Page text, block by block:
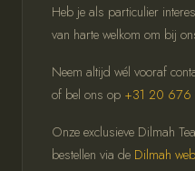
Heb je als particulier
van harte welkom om bij
Neem altijd wél vooraf
of bel ons op +31 20 676
Onze exclusieve Dilmah
bestellen via de Dilmah